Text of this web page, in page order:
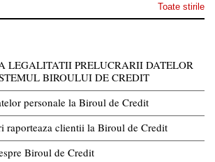
Toate stirile
LEGALITATII PRELUCRARII DATELOR
BIROULUI DE CREDIT
personale la Biroul de Credit
raporteaza clientii la Biroul de Credit
Biroul de Credit